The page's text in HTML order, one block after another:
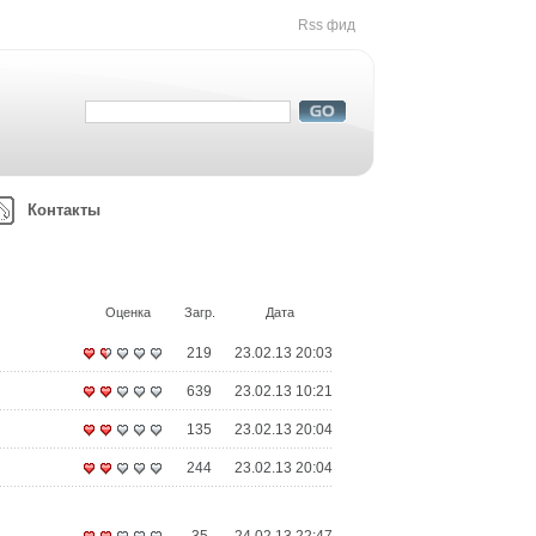
Rss фид
Контакты
Дата
Загр.
Оценка
23.02.13 20:03
219
23.02.13 10:21
639
23.02.13 20:04
135
23.02.13 20:04
244